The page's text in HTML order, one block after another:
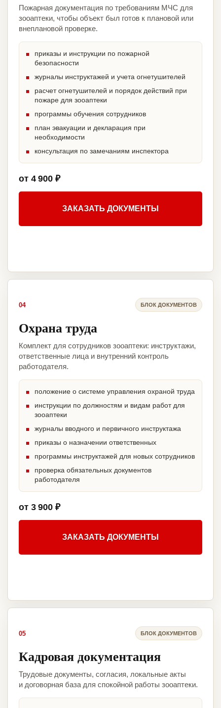
Пожарная документация по требованиям МЧС для
зооаптеки, чтобы объект был готов к плановой или
внеплановой проверке.
приказы и инструкции по пожарной
безопасности
журналы инструктажей и учета огнетушителей
расчет огнетушителей и порядок действий при
пожаре для зооаптеки
программы обучения сотрудников
план эвакуации и декларация при
необходимости
консультация по замечаниям инспектора
от 4 900 ₽
ЗАКАЗАТЬ ДОКУМЕНТЫ
04 БЛОК ДОКУМЕНТОВ
Охрана труда
Комплект для сотрудников зооаптеки: инструктажи,
ответственные лица и внутренний контроль
работодателя.
положение о системе управления охраной труда
инструкции по должностям и видам работ для
зооаптеки
журналы вводного и первичного инструктажа
приказы о назначении ответственных
программы инструктажей для новых сотрудников
проверка обязательных документов
работодателя
от 3 900 ₽
ЗАКАЗАТЬ ДОКУМЕНТЫ
05 БЛОК ДОКУМЕНТОВ
Кадровая документация
Трудовые документы, согласия, локальные акты
и договорная база для спокойной работы зооаптеки.